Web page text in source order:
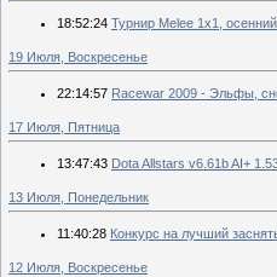
18:52:24 Турнир Melee 1x1,
19 Июля, Воскресенье
22:14:57 Racewar 2009 - Эльфы,
17 Июля, Пятница
13:47:43 Dota Allstars v6.61b AI+
13 Июля, Понедельник
11:40:28 Конкурс на лучший
12 Июля, Воскресенье